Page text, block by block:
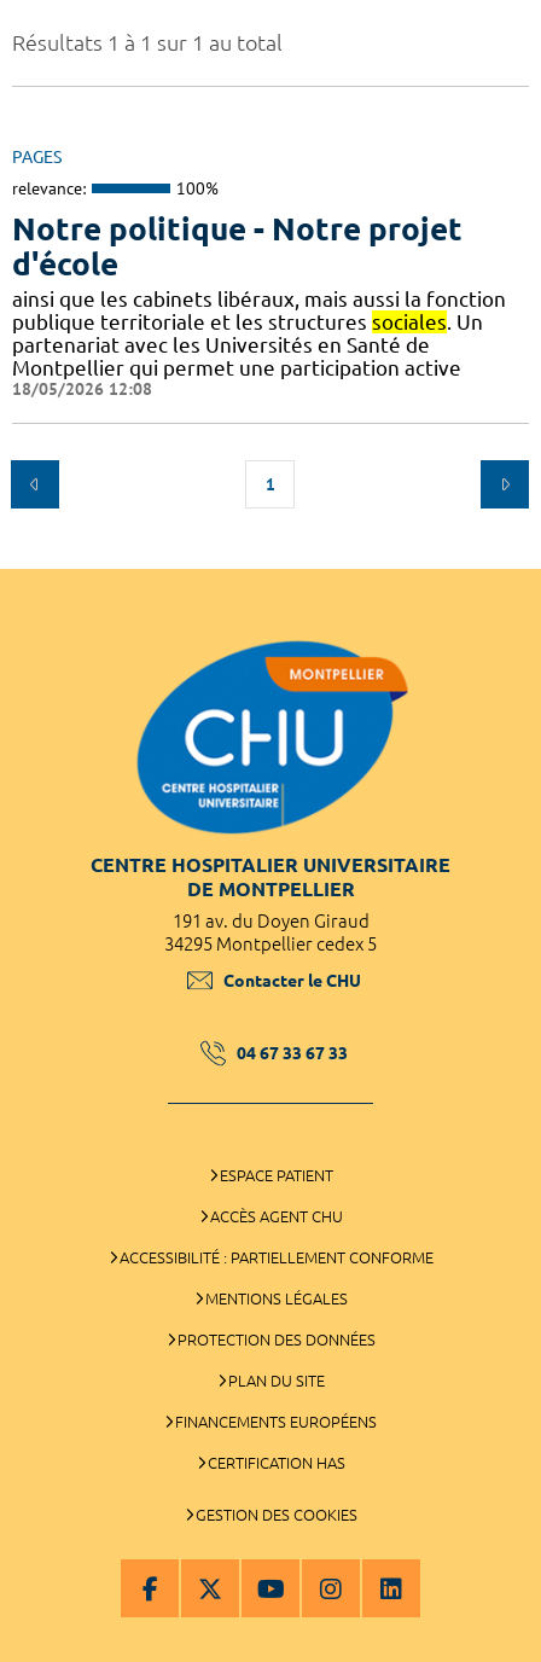
Résultats 1 à 1 sur 1 au total
PAGES
relevance: 100%
Notre politique - Notre projet
d'école
ainsi que les cabinets libéraux, mais aussi la fonction
publique territoriale et les structures sociales . Un
partenariat avec les Universités en Santé de
Montpellier qui permet une participation active
18/05/2026 12:08
1
CENTRE HOSPITALIER UNIVERSITAIRE
DE MONTPELLIER
191 av. du Doyen Giraud
34295 Montpellier cedex 5
Contacter le CHU
04 67 33 67 33
ESPACE PATIENT
ACCÈS AGENT CHU
ACCESSIBILITÉ : PARTIELLEMENT CONFORME
MENTIONS LÉGALES
PROTECTION DES DONNÉES
PLAN DU SITE
FINANCEMENTS EUROPÉENS
CERTIFICATION HAS
GESTION DES COOKIES